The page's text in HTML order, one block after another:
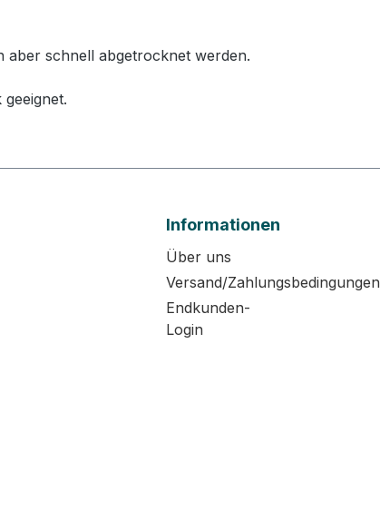
aber schnell abgetrocknet werden.
Informationen
Über uns
Versand/Zahlungsbedingungen
Endkunden-
Login